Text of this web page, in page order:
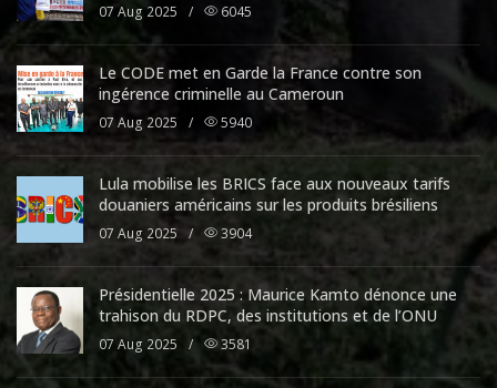
07 Aug 2025 / 6045
Le CODE met en Garde la France contre son
ingérence criminelle au Cameroun
07 Aug 2025 / 5940
Lula mobilise les BRICS face aux nouveaux tarifs
douaniers américains sur les produits brésiliens
07 Aug 2025 / 3904
Présidentielle 2025 : Maurice Kamto dénonce une
trahison du RDPC, des institutions et de l’ONU
07 Aug 2025 / 3581